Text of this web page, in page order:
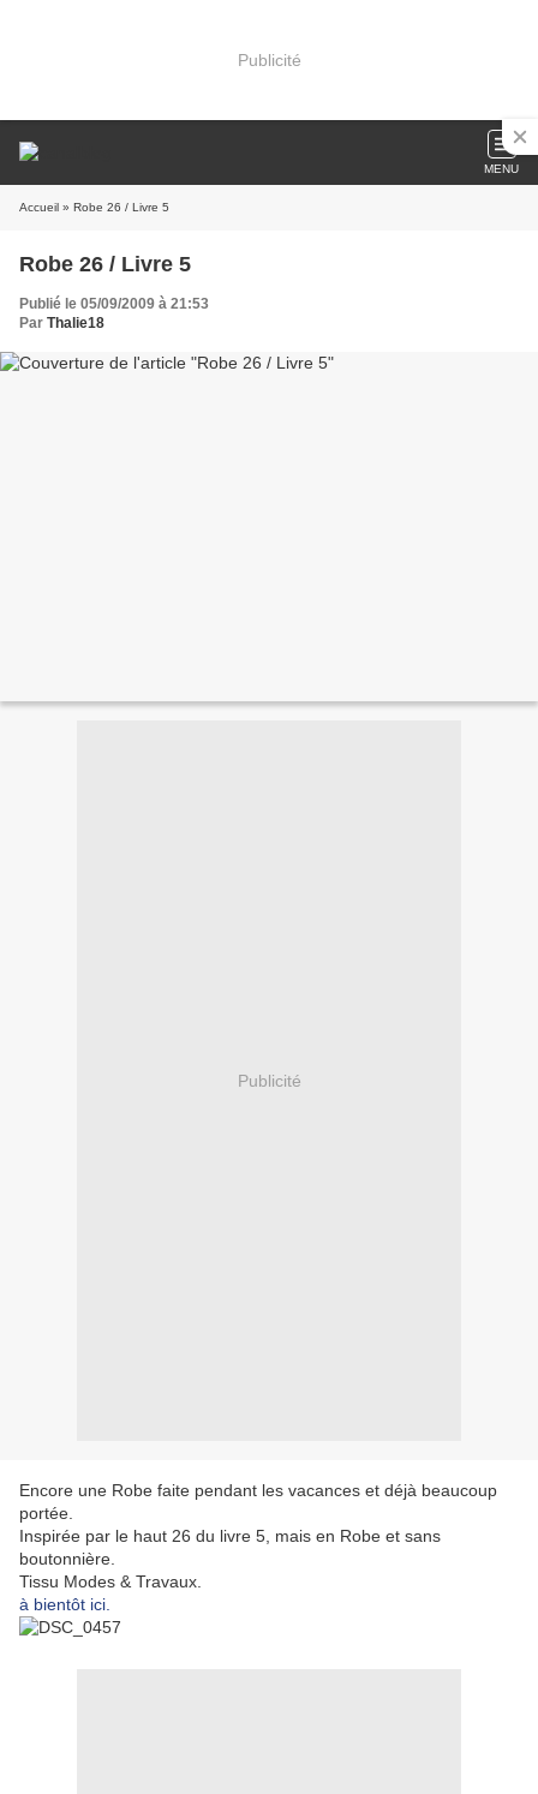
Publicité
MENU
Accueil » Robe 26 / Livre 5
Robe 26 / Livre 5
Publié le 05/09/2009 à 21:53
Par Thalie18
Publicité
Encore une Robe faite pendant les vacances et déjà beaucoup
portée.
Inspirée par le haut 26 du livre 5, mais en Robe et sans
boutonnière.
Tissu Modes & Travaux.
à bientôt ici.